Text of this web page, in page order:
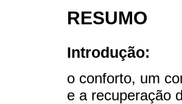
RESUMO
Introdução:
o conforto, um
e a recuperação